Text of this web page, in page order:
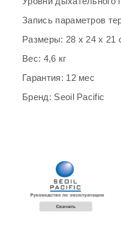
Запись параметров
Размеры: 28 х 24 х 21
Веc: 4,6 кг
Гарантия: 12 мес
Бренд: Seoil Pacific